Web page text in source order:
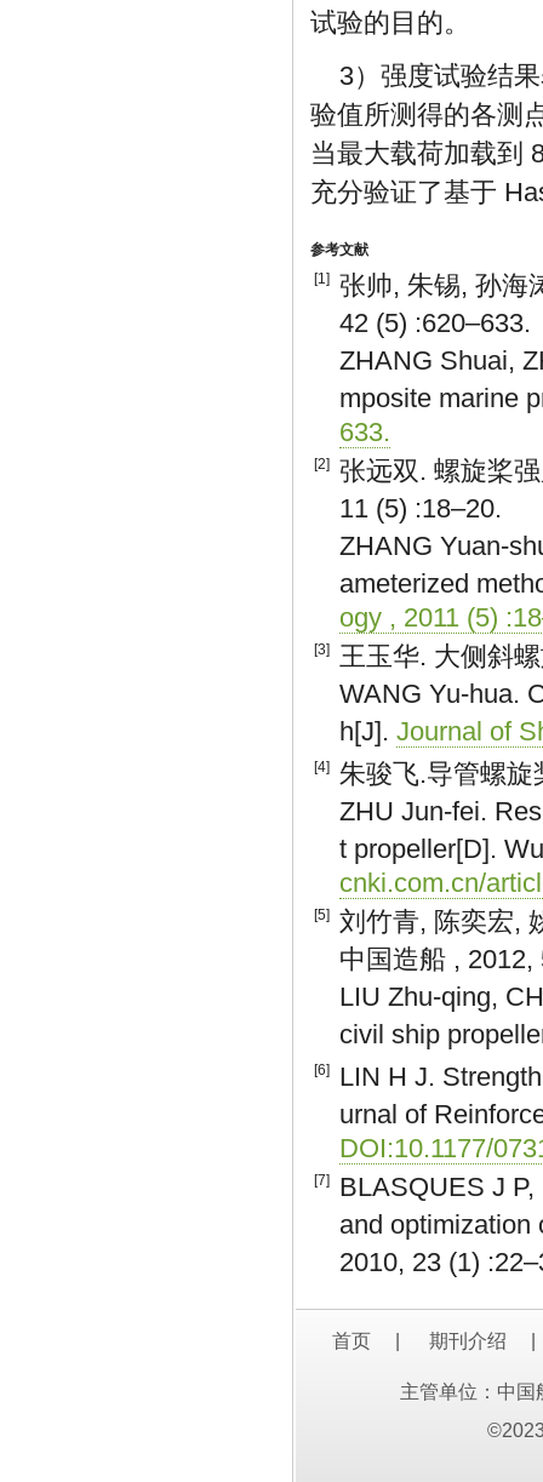
试验的目的。
3）强度试验结
验值所测得的各测
当最大载荷加载到
充分验证了基于
参考文献
[1]
张帅, 朱锡, 孙海
42 (5) :620–633.
ZHANG Shuai,
mposite marine
633.
[2]
张远双. 螺旋桨
11 (5) :18–20.
ZHANG Yuan-
ameterized
ogy , 2011 (5)
[3]
王玉华. 大侧斜
WANG Yu-hua.
h[J]. Journal of
[4]
朱骏飞.导管螺
ZHU Jun-fei.
t propeller[D].
cnki.com.cn/
[5]
刘竹青, 陈奕宏,
中国造船 , 2012,
LIU Zhu-qing,
civil ship
[6]
LIN H J.
urnal of
DOI:10.1177/
[7]
BLASQUES J
and optimization
2010, 23 (1)